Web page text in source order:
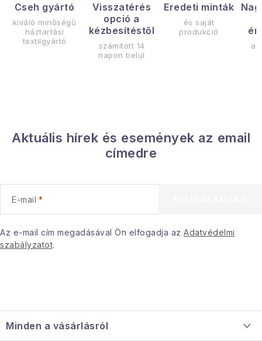
Cseh gyártó
kiváló minőségű
háztartási
textilgyártó
Visszatérés
opció a
kézbesítéstől
számított 14
napon belül
Eredeti minták
és saját
produkció
Aktuális hírek és események az email
címedre
E-mail
Az e-mail cím megadásával Ön elfogadja az Adatvédelmi
szabályzatot.
á
bMinden a vásárlásról